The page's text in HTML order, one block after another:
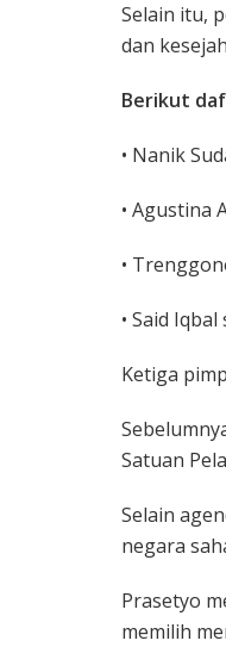
Selain itu,
dan
Berikut
• Nanik
• Agustina
•
• Said
Ketiga
Satuan
Selain
negara
Prasetyo
memilih